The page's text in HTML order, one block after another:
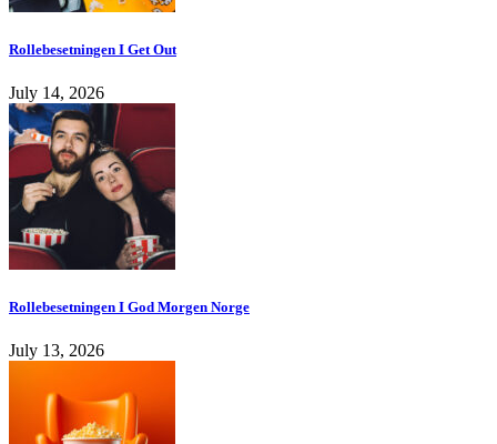
Rollebesetningen I Get Out
July 14, 2026
Rollebesetningen I God Morgen Norge
July 13, 2026